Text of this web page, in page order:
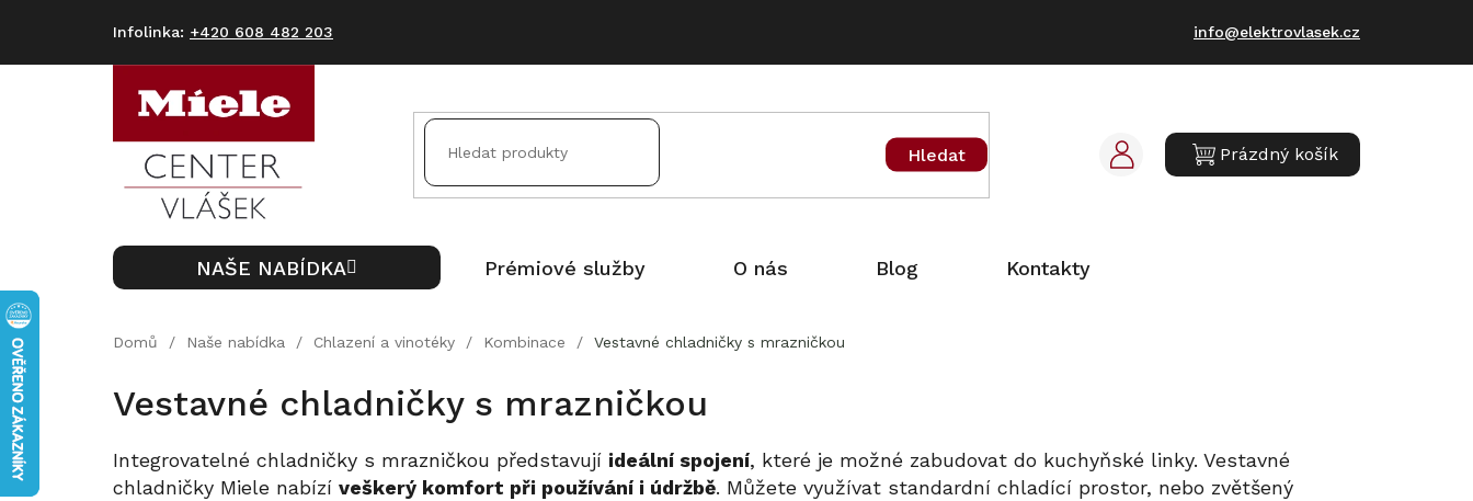
+420 608 482 203 info@elektrovlasek.cz
Hledat
NÁKUPNÍ
Prázdný košík
NAŠE NABÍDKA Prémiové služby O nás Blog Kontakty
Domů / Naše nabídka / Chlazení a vinotéky / Kombinace / Vestavné chladničky s mrazničkou
Vestavné chladničky s mrazničkou
Integrovatelné chladničky s mrazničkou představují ideální spojení, které je možné zabudovat do kuchyňské linky. Vestavné
chladničky Miele nabízí veškerý komfort při používání i údržbě. Můžete využívat standardní chladící prostor, nebo zvětšený